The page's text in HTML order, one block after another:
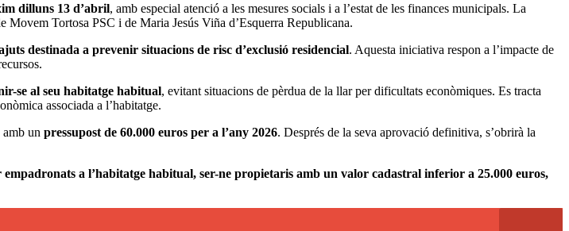
dilluns 13 d’abril, amb especial atenció a les mesures socials i a l’estat de les finances municipals. La
Tortosa PSC i de Maria Jesús Viña d’Esquerra Republicana.
destinada a prevenir situacions de risc d’exclusió residencial. Aquesta iniciativa respon a l’impacte de
se al seu habitatge habitual, evitant situacions de pèrdua de la llar per dificultats econòmiques. Es tracta
associada a l’habitatge.
un pressupost de 60.000 euros per a l’any 2026. Després de la seva aprovació definitiva, s’obrirà la
empadronats a l’habitatge habitual, ser-ne propietaris amb un valor cadastral inferior a 25.000 euros,